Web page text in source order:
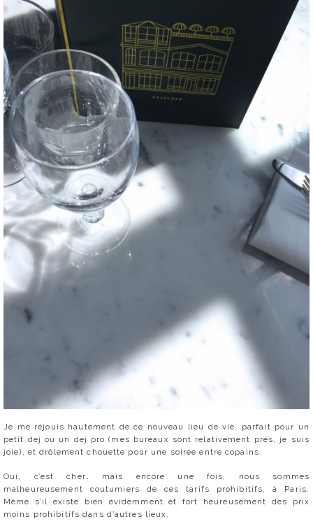
Je me réjouis hautement de ce nouveau lieu de vie, parfait pour un
petit dej ou un dej pro (mes bureaux sont relativement près, je suis
joie), et drôlement chouette pour une soirée entre copains.
Oui, c’est cher… mais encore une fois, nous sommes
malheureusement coutumiers de ces tarifs prohibitifs, à Paris.
Même s’il existe bien évidemment et fort heureusement des prix
moins prohibitifs dans d’autres lieux.